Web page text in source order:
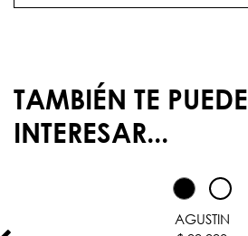
TAMBIÉN TE PUEDE
INTERESAR...
AGUSTIN